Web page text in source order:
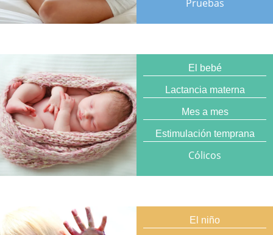
Pruebas
El bebé
Lactancia materna
Mes a mes
Estimulación temprana
Cólicos
El niño